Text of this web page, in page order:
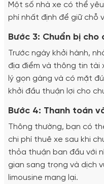
Một số nhà xe có thể
phí nhất định để giữ chỗ
Bước 3: Chuẩn bị cho
Trước ngày khởi hành,
địa điểm và thông tin tài
lý gọn gàng và có mặt
khởi đầu thuận lợi cho
Bước 4: Thanh toán
Thông thường, bạn có
chi phí thuê xe sau khi
thỏa thuận ban đầu với
gian sang trọng và dịch
limousine mang lại.